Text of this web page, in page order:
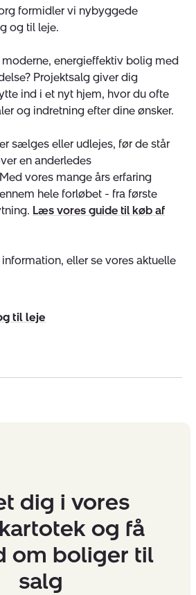
formidler vi nybyggede
og til leje.
energieffektiv bolig med
Projektsalg giver dig
ind i et nyt hjem, hvor du ofte
og indretning efter dine ønsker.
sælges eller udlejes, før de står
en anderledes
vores mange års erfaring
hele forløbet - fra første
Læs vores guide til køb af
eller se vores aktuelle
til leje
dig i vores
og få
om boliger til
salg